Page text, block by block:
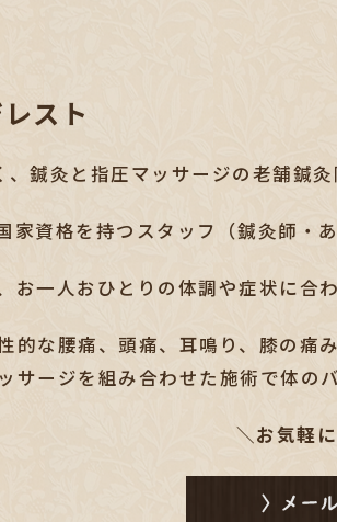
スト
鍼灸と指圧マッサージの老舗鍼灸
家資格を持つスタッフ（鍼灸師・
お一人おひとりの体調や症状に合
的な腰痛、頭痛、耳鳴り、膝の痛
サージを組み合わせた施術で体の
＼お気軽